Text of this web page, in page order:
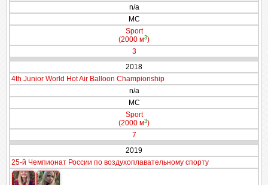
n/a
МС
Sport
(2000 м3)
3
2018
4th Junior World Hot Air Balloon Championship
n/a
МС
Sport
(2000 м3)
7
2019
25-й Чемпионат России по воздухоплавательному спорту